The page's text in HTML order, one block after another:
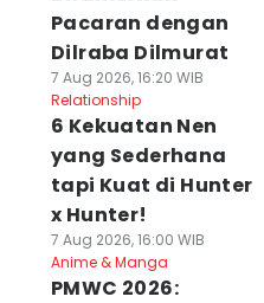
Pacaran dengan
Dilraba Dilmurat
7 Aug 2026, 16:20 WIB
Relationship
6 Kekuatan Nen
yang Sederhana
tapi Kuat di Hunter
x Hunter!
7 Aug 2026, 16:00 WIB
Anime & Manga
PMWC 2026: